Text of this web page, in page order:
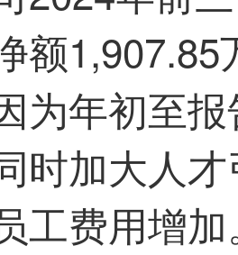
额
为年初至
时加大人
工费用增